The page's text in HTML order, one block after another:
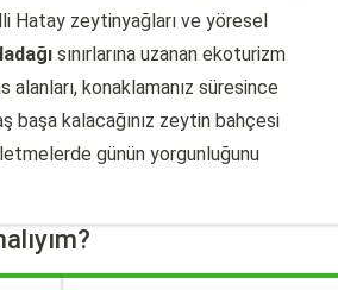
Hatay zeytinyağları ve yöresel
sınırlarına uzanan ekoturizm
alanları, konaklamanız süresince
başa kalacağınız zeytin bahçesi
günün yorgunluğunu